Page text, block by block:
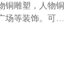
铜雕塑，人物铜
等装饰。可供